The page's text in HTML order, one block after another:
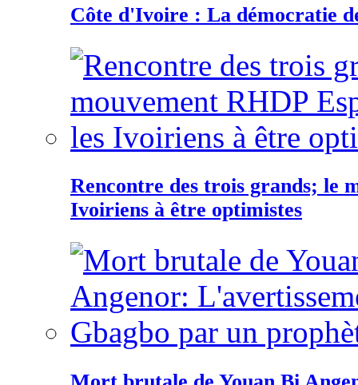
Côte d'Ivoire : La démocratie
Rencontre des trois grands; le
Ivoiriens à être optimistes